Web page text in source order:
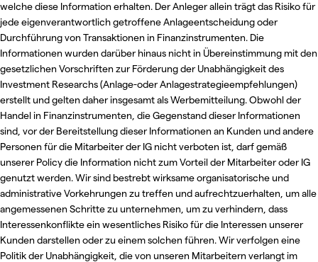
welche diese Information erhalten. Der Anleger allein trägt das Risiko für
jede eigenverantwortlich getroffene Anlageentscheidung oder
Durchführung von Transaktionen in Finanzinstrumenten. Die
Informationen wurden darüber hinaus nicht in Übereinstimmung mit den
gesetzlichen Vorschriften zur Förderung der Unabhängigkeit des
Investment Researchs (Anlage-oder Anlagestrategieempfehlungen)
erstellt und gelten daher insgesamt als Werbemitteilung. Obwohl der
Handel in Finanzinstrumenten, die Gegenstand dieser Informationen
sind, vor der Bereitstellung dieser Informationen an Kunden und andere
Personen für die Mitarbeiter der IG nicht verboten ist, darf gemäß
unserer Policy die Information nicht zum Vorteil der Mitarbeiter oder IG
genutzt werden. Wir sind bestrebt wirksame organisatorische und
administrative Vorkehrungen zu treffen und aufrechtzuerhalten, um alle
angemessenen Schritte zu unternehmen, um zu verhindern, dass
Interessenkonflikte ein wesentliches Risiko für die Interessen unserer
Kunden darstellen oder zu einem solchen führen. Wir verfolgen eine
Politik der Unabhängigkeit, die von unseren Mitarbeitern verlangt im